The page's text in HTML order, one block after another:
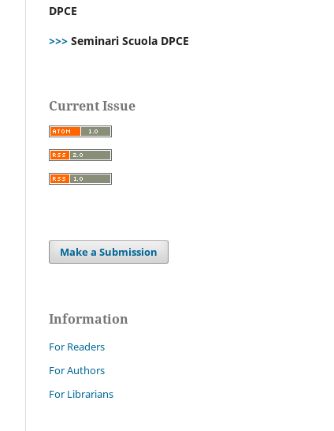
DPCE
>>> Seminari Scuola DPCE
Current Issue
Make a Submission
Information
For Readers
For Authors
For Librarians